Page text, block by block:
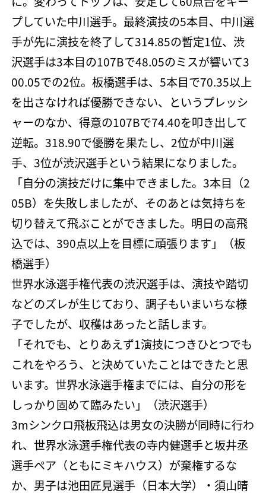
プしていた中川選手。最終演技の5本目、中川選
手が先に演技を終了して314.85の暫定1位、渋
沢選手は3本目の107Bで48.05のミスが響いて3
00.05での2位。板橋選手は、5本目で70.35以上
を出さなければ優勝できない、というプレッシ
ャーのなか、得意の107Bで74.40を叩き出して
逆転。318.90で優勝を果たし、2位が中川選
手、3位が渋沢選手という結果になりました。
「自分の演技だけに集中できました。3本目（2
05B）を失敗しましたが、そのあとは気持ちを
切り替えて飛ぶことができました。明日の高飛
込では、390点以上を目標に頑張ります」（板
橋選手）
世界水泳選手権代表の渋沢選手は、演技や踏切
などのズレが生じており、調子もいまいちな様
子でしたが、収穫はあったと話します。
「それでも、とりあえず1演技につきひとつでも
これをやろう、と決めていたことはできたと思
います。世界水泳選手権までには、自分の形を
しっかり固めて臨みたい」（渋沢選手）
3mシンクロ飛板飛込は男女の決勝が同時に行わ
れ、世界水泳選手権代表の寺内健選手と坂井丞
選手ペア（ともにミキハウス）が棄権するな
か、男子は池田匠見選手（日本大学）・須山晴